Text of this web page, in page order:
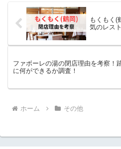
もくもく(
気のレス
ファボーレの湯の閉店理由を考察！
に何ができるか調査！
ホーム その他